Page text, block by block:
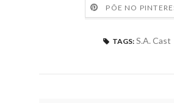
PÕE NO
TAGS: S.A. Cast